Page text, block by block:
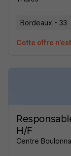
Bordeaux - 33
Cette offre
H/F
Centre